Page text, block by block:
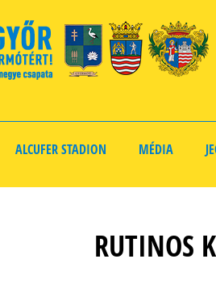
ALCUFER STADION MÉDIA
RUTINOS